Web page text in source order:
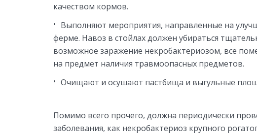
качеством кормов.
Выполняют мероприятия, направленные на
ферме. Навоз в стойлах должен убираться
возможное заражение некробактериозом, все
на предмет наличия травмоопасных предметов.
Очищают и осушают пастбища и выгульные
Помимо всего прочего, должна периодически
заболевания, как некробактериоз крупного